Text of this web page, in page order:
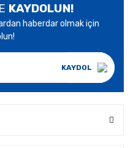
KAYDOLUN!
haberdar olmak için
KAYDOL